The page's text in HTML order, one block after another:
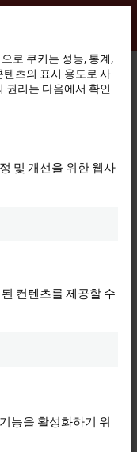
공하고 개인 정보 설
외부 콘텐츠가 포함됩
Trade Show
technology without
로 쿠키는 성능, 통계,
츠의 표시 용도로 사
권리는 다음에서 확인
및 개선을 위한 웹사
컨텐츠를 제공할 수
능을 활성화하기 위